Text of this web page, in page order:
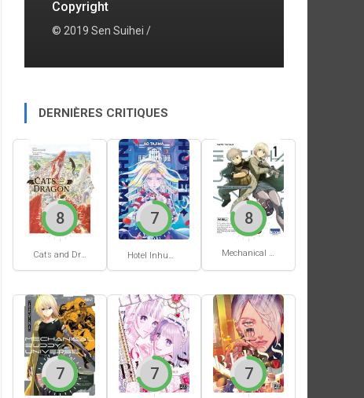
Copyright
© 2019 Sen Suihei /
DERNIÈRES CRITIQUES
Cats and Dragon #3
8
Hotel Inhumans #1
7
Mechanical Buddy Universe #1
8
7 7 7